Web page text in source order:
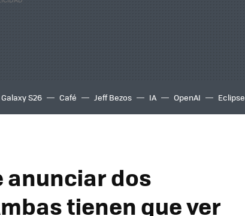
S26 Café Jeff Bezos IA OpenAI Eclipse
anunciar dos
tienen que ver